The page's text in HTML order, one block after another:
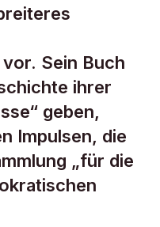
Sein Buch
ihrer
geben,
Impulsen, die
„für die